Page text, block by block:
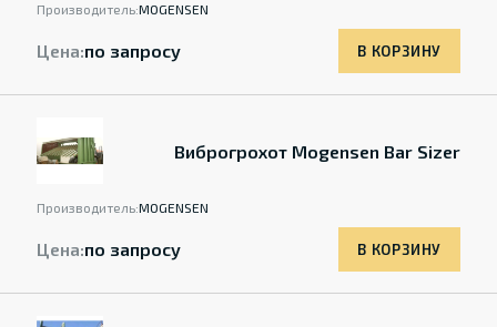
Производитель:MOGENSEN
Цена:по запросу В КОРЗИНУ
Виброгрохот Mogensen Bar Sizer
Производитель:MOGENSEN
Цена:по запросу В КОРЗИНУ